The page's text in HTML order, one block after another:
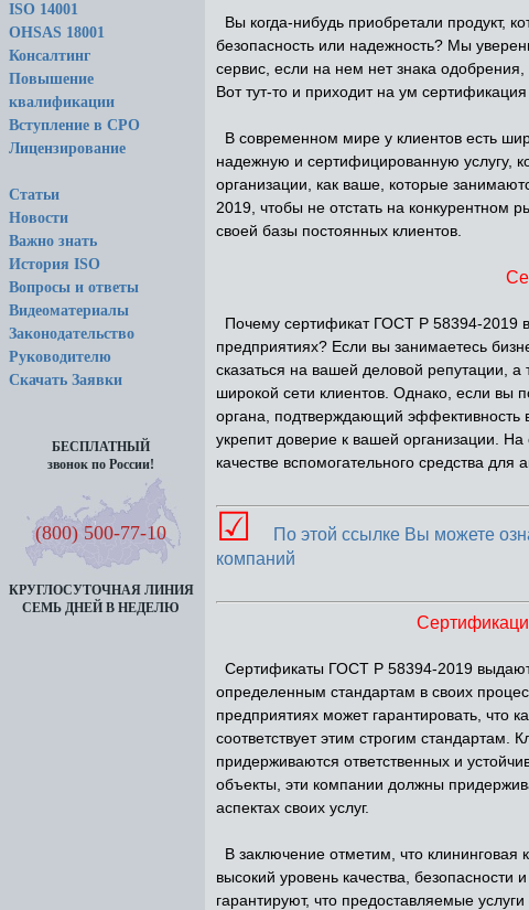
ISO 14001
OHSAS 18001
Консалтинг
Повышение
квалификации
Вступление в СРО
Лицензирование
Статьи
Новости
Важно знать
История ISO
Вопросы и ответы
Видеоматериалы
Законодательство
Руководителю
Скачать Заявки
БЕСПЛАТНЫЙ
звонок по России!
(800) 500-77-10
КРУГЛОСУТОЧНАЯ ЛИНИЯ
СЕМЬ ДНЕЙ В НЕДЕЛЮ
Вы когда-нибудь приобретали продукт,
безопасность или надежность? Мы
сервис, если на нем нет знака
Вот тут-то и приходит на ум
В современном мире у клиентов есть
надежную и сертифицированную услугу,
организации, как ваше, которые
2019, чтобы не отстать на конкурентном
своей базы постоянных клиентов.
Почему сертификат ГОСТ Р 58394-2019
предприятиях? Если вы занимаетесь
сказаться на вашей деловой репутации,
широкой сети клиентов. Однако, если вы
органа, подтверждающий эффективность
укрепит доверие к вашей организации.
качестве вспомогательного средства для
☑
По этой ссылке Вы можете
компаний
Сертификаты ГОСТ Р 58394-2019
определенным стандартам в своих
предприятиях может гарантировать, что
соответствует этим строгим
придерживаются ответственных и
объекты, эти компании должны
аспектах своих услуг.
В заключение отметим, что
высокий уровень качества,
гарантируют, что предоставляемые